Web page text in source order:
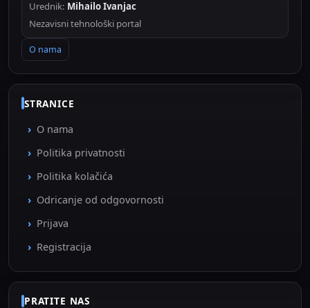
Urednik: Mihailo Ivanjac
Nezavisni tehnološki portal
O nama
STRANICE
O nama
Politika privatnosti
Politika kolačića
Odricanje od odgovornosti
Prijava
Registracija
PRATITE NAS